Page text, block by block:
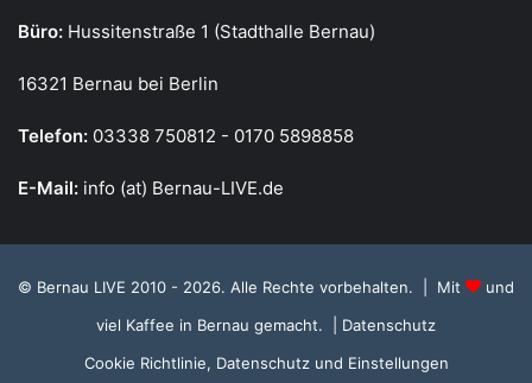
Büro: Hussitenstraße 1 (Stadthalle Bernau)
16321 Bernau bei Berlin
Telefon: 03338 750812 - 0170 5898858
E-Mail: info (at) Bernau-LIVE.de
© Bernau LIVE 2010 - 2026. Alle Rechte vorbehalten. | Mit
und
viel Kaffee in Bernau gemacht.
| Datenschutz
Cookie Richtlinie, Datenschutz und Einstellungen